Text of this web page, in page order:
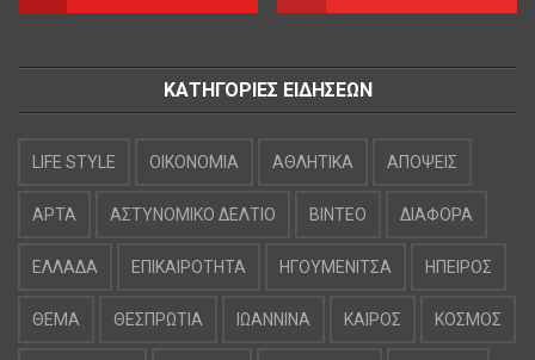
ΚΑΤΗΓΟΡΙΕΣ ΕΙΔΗΣΕΩΝ
LIFE STYLE OIKONOMIA ΑΘΛΗΤΙΚΑ ΑΠΟΨΕΙΣ
ΑΡΤΑ ΑΣΤΥΝΟΜΙΚΟ ΔΕΛΤΙΟ ΒΙΝΤΕΟ ΔΙΑΦΟΡΑ
ΕΛΛΑΔΑ ΕΠΙΚΑΙΡΟΤΗΤΑ ΗΓΟΥΜΕΝΙΤΣΑ ΗΠΕΙΡΟΣ
ΘΕΜΑ ΘΕΣΠΡΩΤΙΑ ΙΩΑΝΝΙΝΑ ΚΑΙΡΟΣ ΚΟΣΜΟΣ